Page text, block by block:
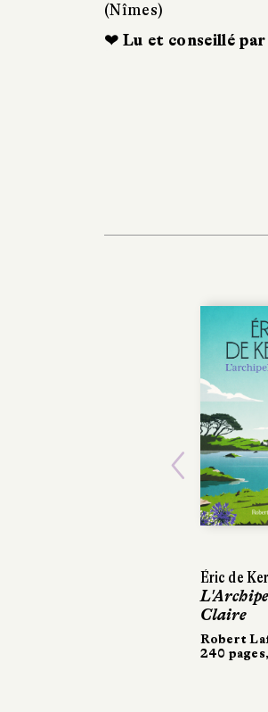
(Nîmes)
❤ Lu et conseillé par
Éric de
Claire
Robert
240